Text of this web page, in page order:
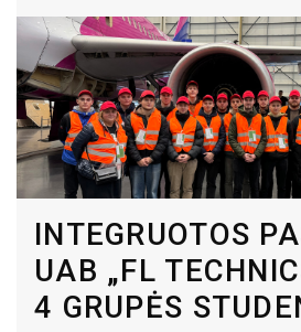
INTEGRUOTOS
UAB „FL
4 GRUPĖS